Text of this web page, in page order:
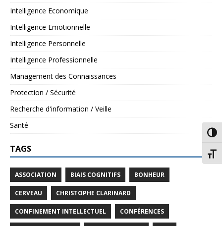
Intelligence Economique
Intelligence Emotionnelle
Intelligence Personnelle
Intelligence Professionnelle
Management des Connaissances
Protection / Sécurité
Recherche d'information / Veille
Santé
TAGS
ASSOCIATION BIAIS COGNITIFS BONHEUR
CERVEAU CHRISTOPHE CLARINARD
CONFINEMENT INTELLECTUEL CONFÉRENCES